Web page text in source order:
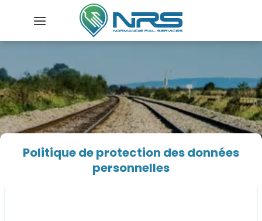
Politique de protection des données
personnelles